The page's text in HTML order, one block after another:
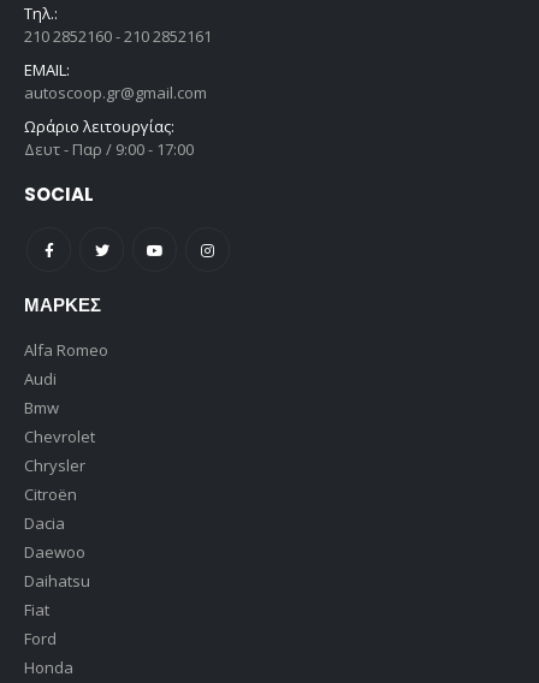
Τηλ.:
210 2852160 - 210 2852161
EMAIL:
autoscoop.gr@gmail.com
Ωράριο λειτουργίας:
Δευτ - Παρ / 9:00 - 17:00
SOCIAL
ΜΆΡΚΕΣ
Alfa Romeo
Audi
Bmw
Chevrolet
Chrysler
Citroën
Dacia
Daewoo
Daihatsu
Fiat
Ford
Honda